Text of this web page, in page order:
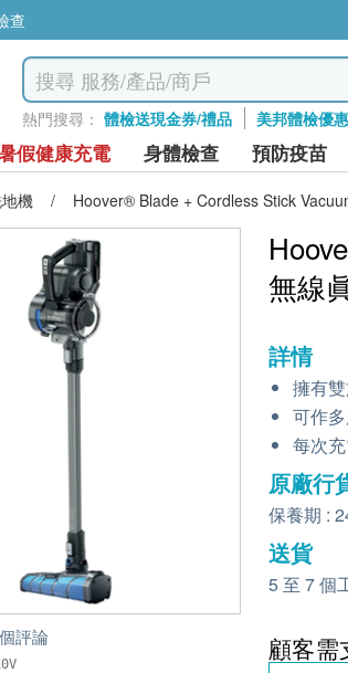
查
熱門搜尋： 體檢送現金券/禮品 美邦體檢優惠
假健康充電 身體檢查 預防疫苗
機 / Hoover® Blade + Cordless Stick
評論
無線
詳情
擁有
可作
每次
原廠行
保養期 :
送貨
5 至 7 個
顧客需